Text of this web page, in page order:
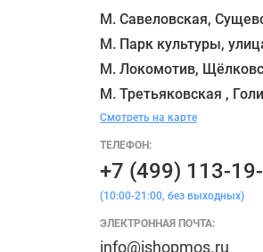
М. Савеловская,
М. Парк культуры,
М. Локомотив,
Смотреть на карте
ТЕЛЕФОН:
+7 (499) 113-
(10:00-21:00, без выходных)
ЭЛЕКТРОННАЯ ПОЧТА:
info@ishopmos.ru